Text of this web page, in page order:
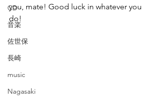
CD
音楽
佐世保
長崎
music
Nagasaki
you, mate! Good luck in whatever you
do!